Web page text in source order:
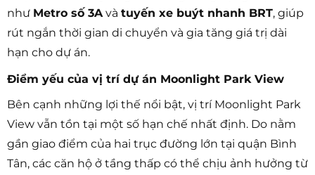
như Metro số 3Avà tuyến xe buýt nhanh BRT, giúp
rút ngắn thời gian di chuyển và gia tăng giá trị dài
hạn cho dự án.
Điểm yếu của vị trí dự án Moonlight Park View
Bên cạnh những lợi thế nổi bật, vị trí Moonlight Park
View vẫn tồn tại một số hạn chế nhất định. Do nằm
gần giao điểm của hai trục đường lớn tại quận Bình
Tân, các căn hộ ở tầng thấp có thể chịu ảnh hưởng từ